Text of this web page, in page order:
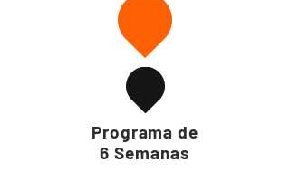
Programa de
6 Semanas